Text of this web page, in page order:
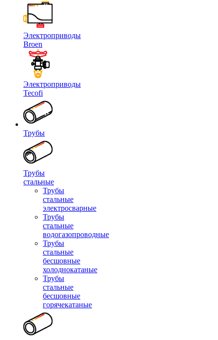
Электроприводы
Broen
Электроприводы
Tecofi
Трубы
Трубы
стальные
Трубы
стальные
электросварные
Трубы
стальные
водогазопроводные
Трубы
стальные
бесшовные
холоднокатаные
Трубы
стальные
бесшовные
горячекатаные